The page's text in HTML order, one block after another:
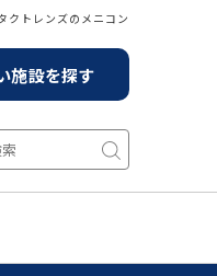
クトレンズのメニコン
施設を探す